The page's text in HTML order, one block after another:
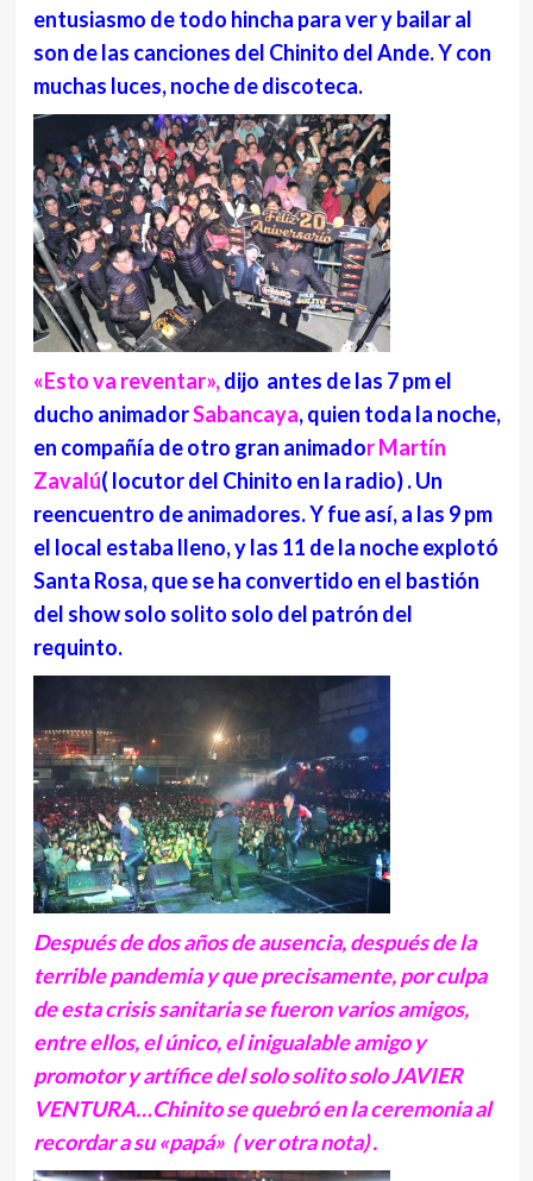
entusiasmo de todo hincha para ver y bailar al
son de las canciones del Chinito del Ande. Y con
muchas luces, noche de discoteca.
«Esto va reventar»,dijo antes de las 7 pm el
ducho animadorSabancaya, quien toda la noche,
en compañía de otro gran animador Martín
Zavalú( locutor del Chinito en la radio) . Un
reencuentro de animadores. Y fue así, a las 9 pm
el local estaba lleno, y las 11 de la noche explotó
Santa Rosa, que se ha convertido en el bastión
del show solo solito solo del patrón del
requinto.
Después de dos años de ausencia, después de la
terrible pandemia y que precisamente, por culpa
de esta crisis sanitaria se fueron varios amigos,
entre ellos, el único, el inigualable amigo y
promotor y artífice del solo solito solo JAVIER
VENTURA…Chinito se quebró en la ceremonia al
recordar a su «papá» ( ver otra nota) .